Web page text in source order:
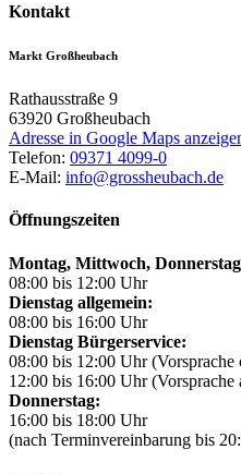
Kontakt
Markt Großheubach
Rathausstraße 9
63920 Großheubach
Adresse in Google Maps
Telefon: 09371 4099-0
E-Mail: info@grossheubach.de
Öffnungszeiten
Montag, Mittwoch,
08:00 bis 12:00 Uhr
Dienstag allgemein:
08:00 bis 16:00 Uhr
Dienstag Bürgerservice:
08:00 bis 12:00 Uhr
12:00 bis 16:00 Uhr
Donnerstag:
16:00 bis 18:00 Uhr
(nach Terminvereinbarung bis